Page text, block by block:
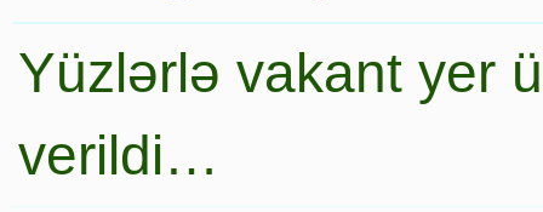
Yüzlərlə vakant yer
verildi…